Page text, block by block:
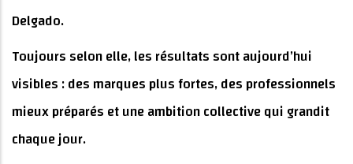
Delgado.
Toujours selon elle, les résultats sont aujourd’hui
visibles : des marques plus fortes, des professionnels
mieux préparés et une ambition collective qui grandit
chaque jour.